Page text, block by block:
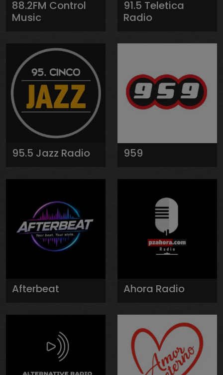
88.2FM Control
Music
91.5 Teletica
Radio
95.5 Jazz Radio 959
Afterbeat Ahora Radio